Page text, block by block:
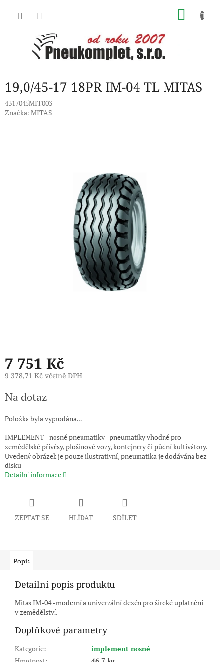
19,0/45-17 18PR IM-04 TL MITAS
4317045MIT003
Značka: MITAS
7 751 Kč
9 378,71 Kč včetně DPH
cena:
Na dotaz
Položka byla vyprodána…
IMPLEMENT - nosné pneumatiky - pneumatiky vhodné pro
zemědělské přívěsy, plošinové vozy, kontejnery či půdní kultivátory.
Uvedený obrázek je pouze ilustrativní, pneumatika je dodávána bez
disku
Detailní informace
ZEPTAT SE HLÍDAT SDÍLET
Popis
Detailní popis produktu
Mitas IM-04 - moderní a univerzální dezén pro široké uplatnění
v zemědělství.
Doplňkové parametry
Kategorie:
implement nosné